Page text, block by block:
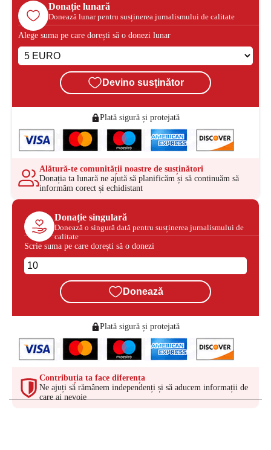
Donație lunară
Donează lunar pentru susținerea jurnalismului de calitate
Alege suma pe care dorești să o donezi lunar
Devino susținător
Plată sigură și protejată
Alătură-te comunității noastre de susținători
Donația ta lunară ne ajută să planificăm și să continuăm să
informăm corect și echidistant
Donație singulară
Donează o singură dată pentru susținerea jurnalismului de
calitate
Scrie suma pe care dorești să o donezi
Donează
Plată sigură și protejată
Contribuția ta face diferența
Ne ajuți să rămânem independenți și să aducem informații de
care ai nevoie